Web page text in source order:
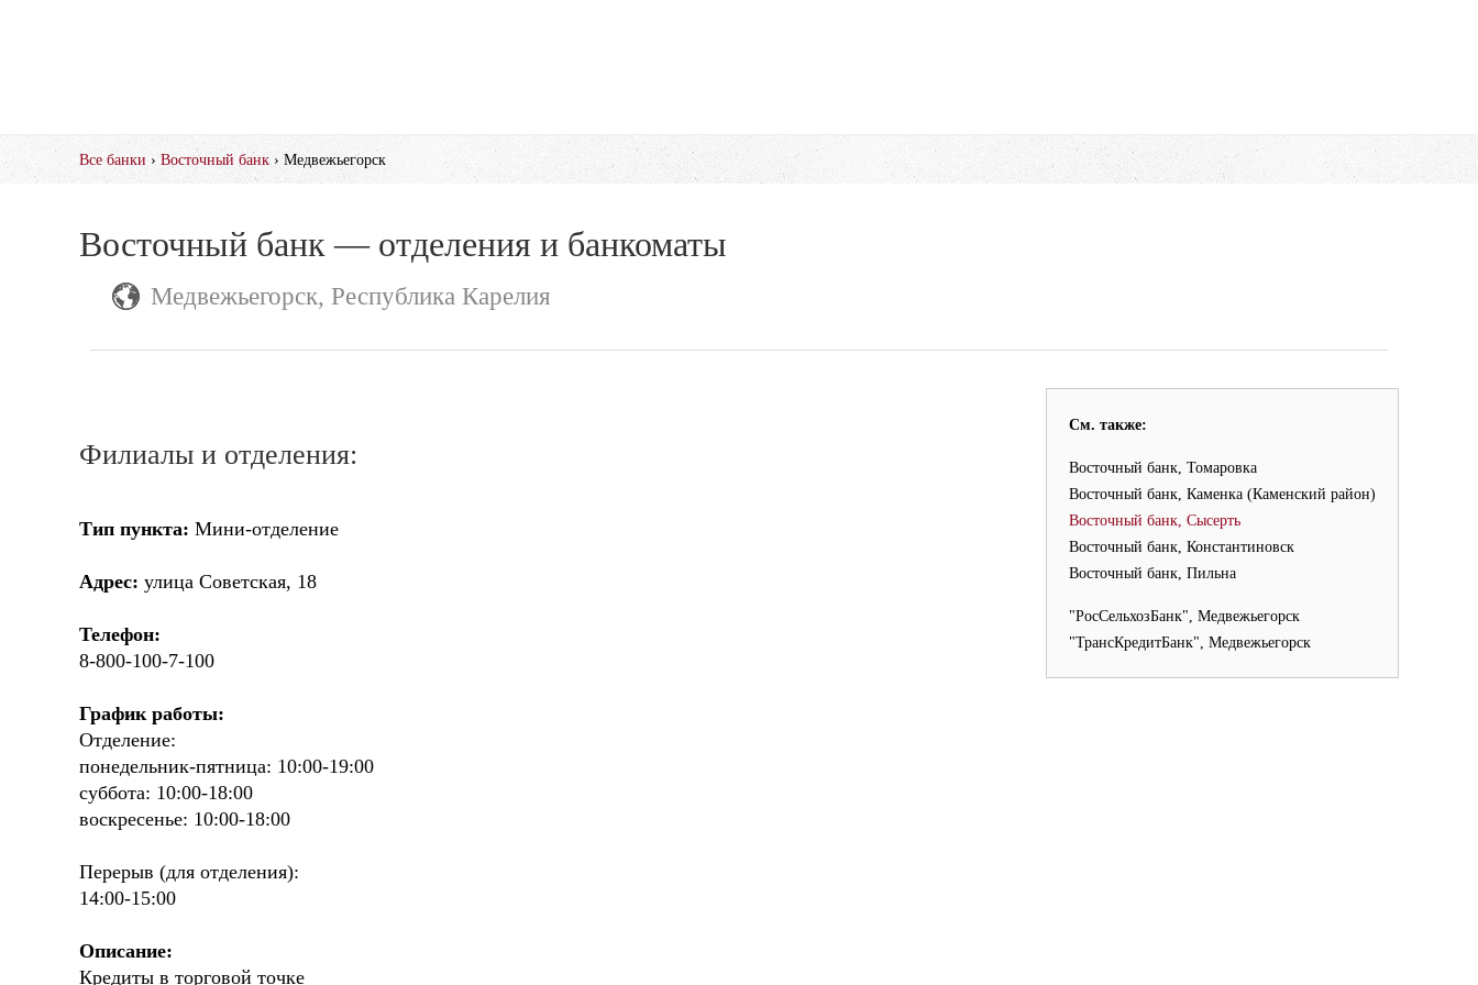
Все банки › Восточный банк › Медвежьегорск
Восточный банк — отделения и банкоматы
Медвежьегорск, Республика Карелия
См. также:
Восточный банк, Томаровка
Восточный банк, Каменка (Каменский район)
Восточный банк, Сысерть
Восточный банк, Константиновск
Восточный банк, Пильна
"РосСельхозБанк", Медвежьегорск
"ТрансКредитБанк", Медвежьегорск
Филиалы и отделения:
Тип пункта: Мини-отделение
Адрес: улица Советская, 18
Телефон:
8-800-100-7-100
График работы:
Отделение:
понедельник-пятница: 10:00-19:00
суббота: 10:00-18:00
воскресенье: 10:00-18:00
Перерыв (для отделения):
14:00-15:00
Описание:
Кредиты в торговой точке